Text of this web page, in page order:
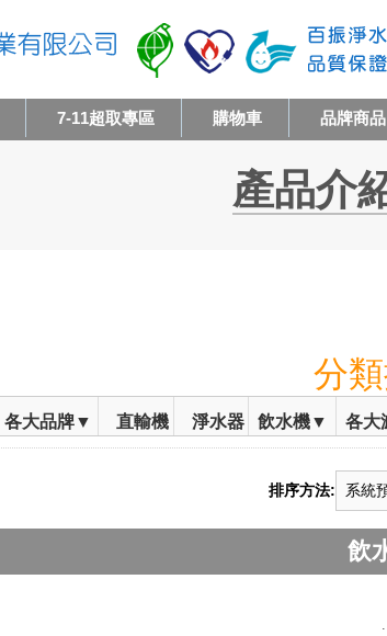
7-11超取專區 購物車 品牌商品
產品介
分
各大品牌▼ 直輸機 淨水器 飲水機▼ 各大
排序方法:
飲